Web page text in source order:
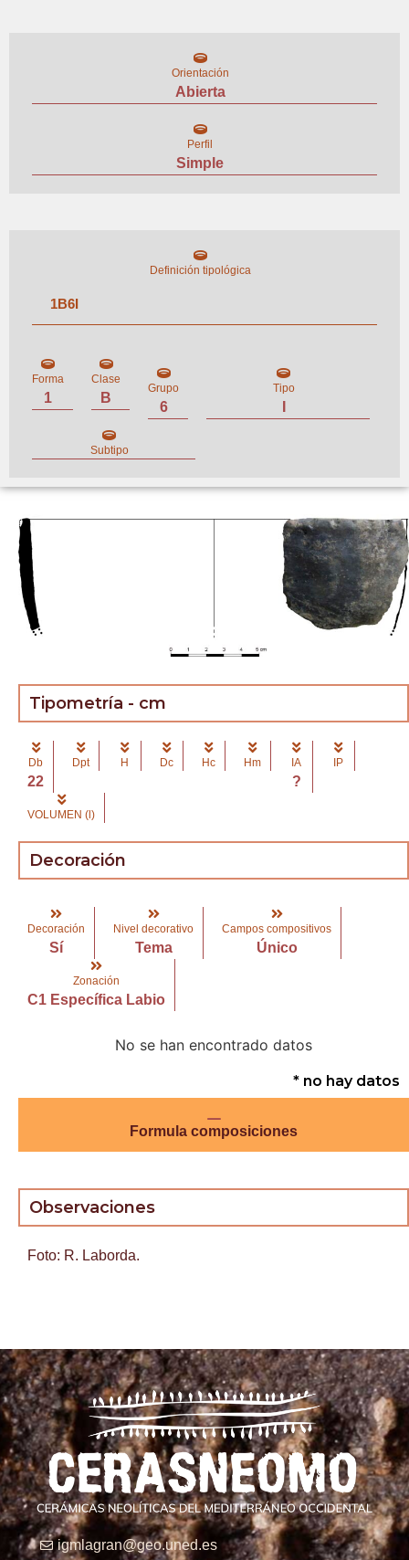
Orientación
Abierta
Perfil
Simple
Definición tipológica
1B6I
Forma
1
Clase
B
Grupo
6
Tipo
Subtipo
Tipometría - cm
Db
22
Dpt H Dc Hc Hm IA
?
IP
VOLUMEN (l)
Decoración
Decoración
Sí
Nivel decorativo
Tema
Campos compositivos
Único
Zonación
C1 Específica Labio
No se han encontrado datos
* no hay datos
Formula composiciones
Observaciones
Foto: R. Laborda.
igmlagran@geo.uned.es